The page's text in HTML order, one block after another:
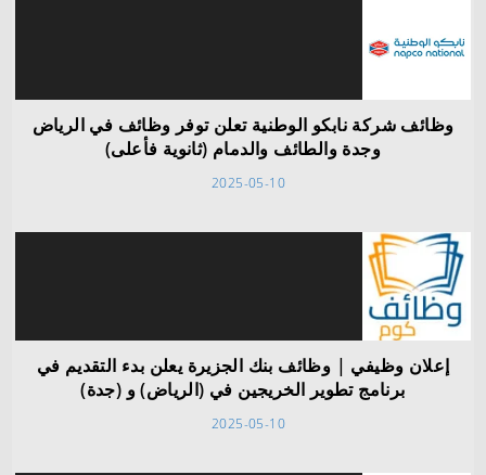
وظائف شركة نابكو الوطنية تعلن توفر وظائف في الرياض
وجدة والطائف والدمام (ثانوية فأعلى)
2025-05-10
إعلان وظيفي | وظائف بنك الجزيرة يعلن بدء التقديم في
برنامج تطوير الخريجين في (الرياض) و (جدة)
2025-05-10